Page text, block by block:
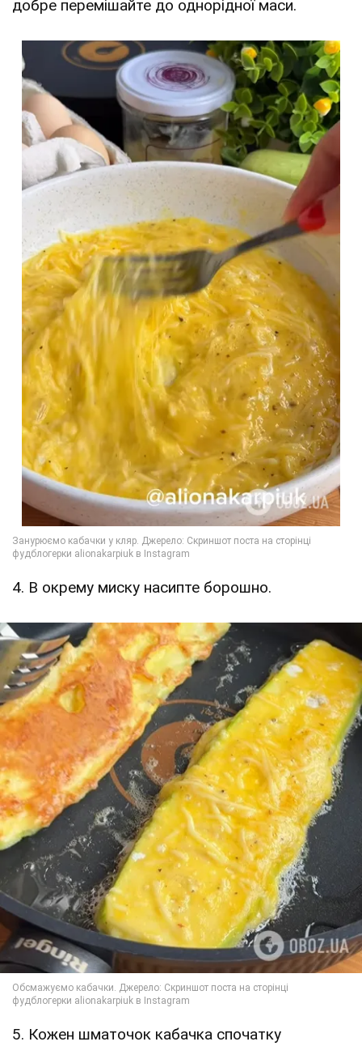
добре перемішайте до однорідної маси.
4. В окрему миску насипте борошно.
5. Кожен шматочок кабачка спочатку